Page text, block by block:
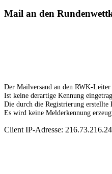
Mail an den
Der Mailversand an den RWK-
Ist keine derartige Kennung
Die durch die Registrierung
Es wird keine Melderkennung
Client IP-Adresse: